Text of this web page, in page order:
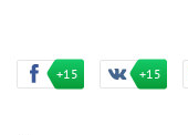
+15 +15